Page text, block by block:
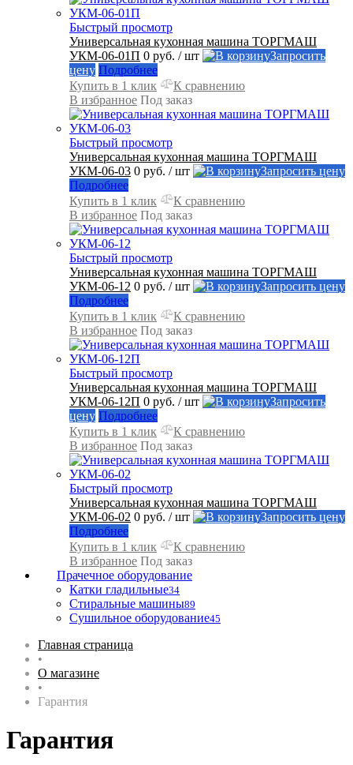
Быстрый просмотр
Универсальная кухонная машина ТОРГМАШ
УКМ-06-01П 0 руб. / шт
Запросить
цену Подробнее
Купить в 1 клик
К сравнению
В избранное Под заказ
Быстрый просмотр
Универсальная кухонная машина ТОРГМАШ
УКМ-06-03 0 руб. / шт
Запросить цену
Подробнее
Купить в 1 клик
К сравнению
В избранное Под заказ
Быстрый просмотр
Универсальная кухонная машина ТОРГМАШ
УКМ-06-12 0 руб. / шт
Запросить цену
Подробнее
Купить в 1 клик
К сравнению
В избранное Под заказ
Быстрый просмотр
Универсальная кухонная машина ТОРГМАШ
УКМ-06-12П 0 руб. / шт
Запросить
цену Подробнее
Купить в 1 клик
К сравнению
В избранное Под заказ
Быстрый просмотр
Универсальная кухонная машина ТОРГМАШ
УКМ-06-02 0 руб. / шт
Запросить цену
Подробнее
Купить в 1 клик
К сравнению
В избранное Под заказ
Прачечное оборудование
Катки гладильные34
Стиральные машины89
Сушильное оборудование45
Главная страница
•
О магазине
•
Гарантия
Гарантия